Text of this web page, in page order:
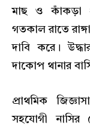
মাছ ও কাঁকড়া
গতকাল রাতে
দাবি করে।
দাকোপ থানার
প্রাথমিক
সহযোগী নাসির